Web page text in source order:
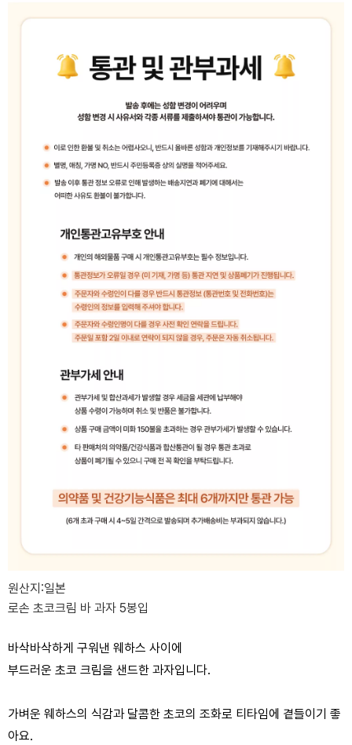
원산지:일본
로손 초코크림 바 과자 5봉입
바삭바삭하게 구워낸 웨하스 사이에
부드러운 초코 크림을 샌드한 과자입니다.
가벼운 웨하스의 식감과 달콤한 초코의 조화로 티타임에 곁들이기 좋
아요.